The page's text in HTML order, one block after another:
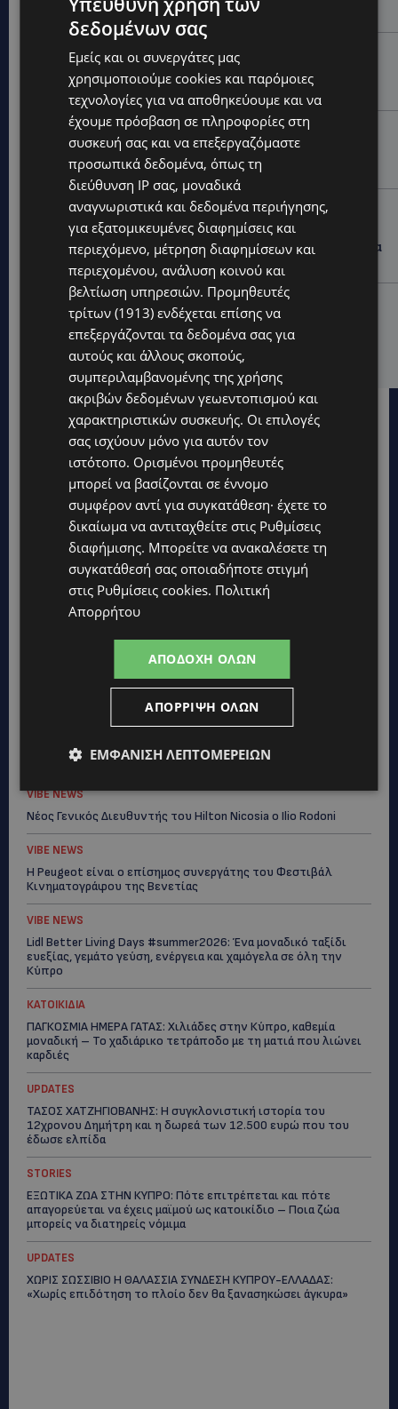
σχεδιασμός;»
VIBE NEWS
Νέος Γενικός Διευθυντής του Hilton Nicosia ο Ilio
Rodoni
VIBE NEWS
Η Peugeot είναι ο επίσημος συνεργάτης του
Φεστιβάλ Κινηματογράφου της Βενετίας
VIBE NEWS
Lidl Better Living Days #summer2026: Ένα μοναδικό
ταξίδι ευεξίας, γεμάτο γεύση, ενέργεια και χαμόγελα
σε όλη την Κύπρο
ΚΑΤΟΙΚΙΔΙΑ
ΠΑΓΚΟΣΜΙΑ ΗΜΕΡΑ ΓΑΤΑΣ: Χιλιάδες στην Κύπρο,
καθεμία μοναδική – Το χαδιάρικο τετράποδο με τη
ματιά που λιώνει καρδιές
ΛΕΩΦΟΡΟΣ ΤΣΕΡΙΟΥ: Άνοιξε ο δρόμος, αλλά άρχισαν τα
παράπονα των πολιτών – «Έγινε σωστά ο σχεδιασμός;»
VIBE NEWS
Νέος Γενικός Διευθυντής του Hilton Nicosia ο Ilio Rodoni
VIBE NEWS
Η Peugeot είναι ο επίσημος συνεργάτης του Φεστιβάλ
Κινηματογράφου της Βενετίας
VIBE NEWS
Lidl Better Living Days #summer2026: Ένα μοναδικό ταξίδι
ευεξίας, γεμάτο γεύση, ενέργεια και χαμόγελα σε όλη την
Κύπρο
ΚΑΤΟΙΚΙΔΙΑ
ΠΑΓΚΟΣΜΙΑ ΗΜΕΡΑ ΓΑΤΑΣ: Χιλιάδες στην Κύπρο, καθεμία
μοναδική – Το χαδιάρικο τετράποδο με τη ματιά που λιώνει
καρδιές
UPDATES
ΤΑΣΟΣ ΧΑΤΖΗΓΙΟΒΑΝΗΣ: Η συγκλονιστική ιστορία του
12χρονου Δημήτρη και η δωρεά των 12.500 ευρώ που του
έδωσε ελπίδα
STORIES
ΕΞΩΤΙΚΑ ΖΩΑ ΣΤΗΝ ΚΥΠΡΟ: Πότε επιτρέπεται και πότε
απαγορεύεται να έχεις μαϊμού ως κατοικίδιο – Ποια ζώα
μπορείς να διατηρείς νόμιμα
UPDATES
ΧΩΡΙΣ ΣΩΣΣΙΒΙΟ Η ΘΑΛΑΣΣΙΑ ΣΥΝΔΕΣΗ ΚΥΠΡΟΥ-ΕΛΛΑΔΑΣ:
«Χωρίς επιδότηση το πλοίο δεν θα ξανασηκώσει άγκυρα»
δεδομένων σας
Εμείς και οι συνεργάτες μας
χρησιμοποιούμε cookies και παρόμοιες
τεχνολογίες για να αποθηκεύουμε και να
έχουμε πρόσβαση σε πληροφορίες στη
συσκευή σας και να επεξεργαζόμαστε
προσωπικά δεδομένα, όπως τη
διεύθυνση IP σας, μοναδικά
αναγνωριστικά και δεδομένα περιήγησης,
για εξατομικευμένες διαφημίσεις και
περιεχόμενο, μέτρηση διαφημίσεων και
περιεχομένου, ανάλυση κοινού και
βελτίωση υπηρεσιών. Προμηθευτές
τρίτων (1913) ενδέχεται επίσης να
επεξεργάζονται τα δεδομένα σας για
αυτούς και άλλους σκοπούς,
συμπεριλαμβανομένης της χρήσης
ακριβών δεδομένων γεωεντοπισμού και
χαρακτηριστικών συσκευής. Οι επιλογές
σας ισχύουν μόνο για αυτόν τον
ιστότοπο. Ορισμένοι προμηθευτές
μπορεί να βασίζονται σε έννομο
συμφέρον αντί για συγκατάθεση· έχετε το
δικαίωμα να αντιταχθείτε στις Ρυθμίσεις
διαφήμισης. Μπορείτε να ανακαλέσετε τη
συγκατάθεσή σας οποιαδήποτε στιγμή
στις Ρυθμίσεις cookies. Πολιτική
Απορρήτου
ΑΠΟΔΟΧΉ ΌΛΩΝ
ΑΠΌΡΡΙΨΗ ΌΛΩΝ
ΕΜΦΆΝΙΣΗ ΛΕΠΤΟΜΕΡΕΙΏΝ